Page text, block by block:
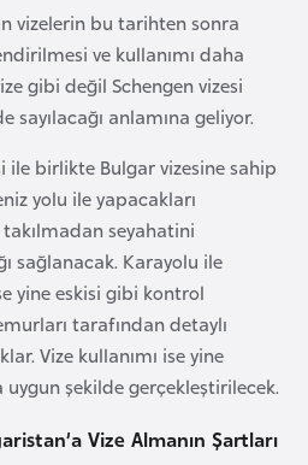
vizelerin bu tarihten sonra
ve kullanımı daha
gibi değil Schengen vizesi
anlamına geliyor.
ile birlikte Bulgar vizesine sahip
yolu ile yapacakları
seyahatini
sağlanacak. Karayolu ile
yine eskisi gibi kontrol
tarafından detaylı
Vize kullanımı ise yine
uygun şekilde gerçekleştirilecek.
Vize Almanın Şartları